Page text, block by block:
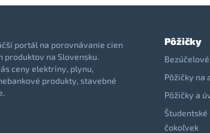
Pôžičky
Pôžičky na
Pôžičky a
Študentské
čokoľvek
portál na porovnávanie cien
produktov na Slovensku.
ceny elektriny, plynu,
produkty, stavebné